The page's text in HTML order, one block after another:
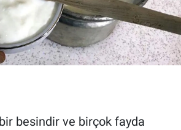
besindir ve birçok fayda